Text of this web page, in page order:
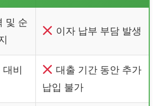
및 순
이자 납부 부담 발생
대비
대출 기간 동안 추가
납입 불가